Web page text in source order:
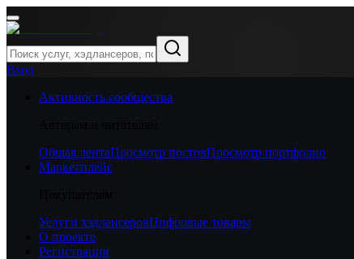
Вход
Активность сообщества
Общая лентаПросмотр постовПросмотр портфолио
Маркетплейс
Услуги хэдлансеровЦифровые товары
О проекте
Регистрация